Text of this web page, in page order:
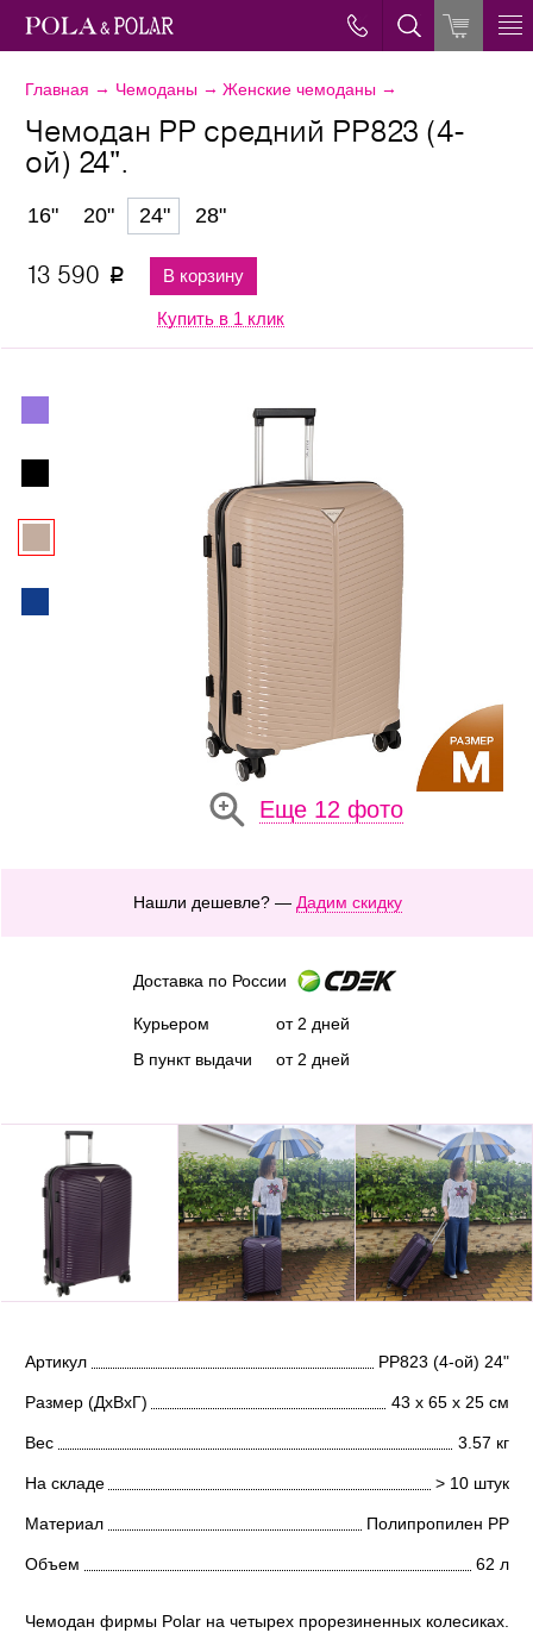
Главная → Чемоданы → Женские чемоданы →
Еще 12 фото
Чемодан PP средний РР823 (4-
ой) 24".
16" 20" 24" 28"
13 590 p В корзину
Купить в 1 клик
Нашли дешевле? — Дадим скидку
Доставка по России
Курьером
В пункт выдачи
от 2 дней
от 2 дней
Артикул РР823 (4-ой) 24"
Размер (ДхВхГ) 43 х 65 х 25 см
Вес 3.57 кг
На складе > 10 штук
Материал Полипропилен PP
Объем 62 л
Чемодан фирмы Polar на четырех прорезиненных колесиках.